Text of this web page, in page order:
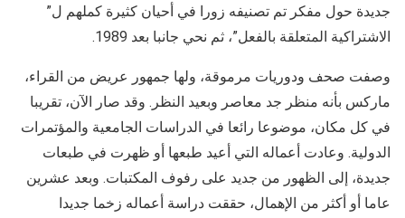
جديدة حول مفكر تم تصنيفه زورا في أحيان كثيرة كملهم ل”
الاشتراكية المتعلقة بالفعل”، ثم نحي جانبا بعد 1989.
وصفت صحف ودوريات مرموقة، ولها جمهور عريض من القراء،
ماركس بأنه منظر جد معاصر وبعيد النظر. وقد صار الآن، تقريبا
في كل مكان، موضوعا رائعا في الدراسات الجامعية والمؤتمرات
الدولية. وعادت أعماله التي أعيد طبعها أو ظهرت في طبعات
جديدة، إلى الظهور من جديد على رفوف المكتبات. وبعد عشرين
عاما أو أكثر من الإهمال، حققت دراسة أعماله زخما جديدا